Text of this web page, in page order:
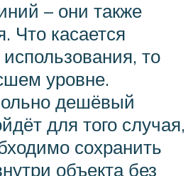
– они также
Что касается
то
уровне.
дешёвый
для того случая,
сохранить
объекта без